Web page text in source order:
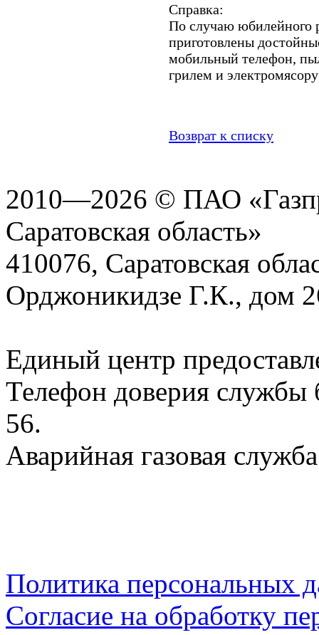
Справка:
По случаю юбилейного
приготовлены
мобильный телефон,
грилем и
Возврат к списку
2010—2026 © ПАО
Саратовская область»
410076, Саратовская
Орджоникидзе Г.К., дом
Единый центр
Телефон доверия службы
56.
Аварийная газовая
Политика персональных
Согласие на обработку